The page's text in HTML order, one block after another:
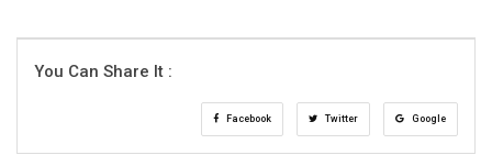
You Can Share It :
Facebook Twitter Google